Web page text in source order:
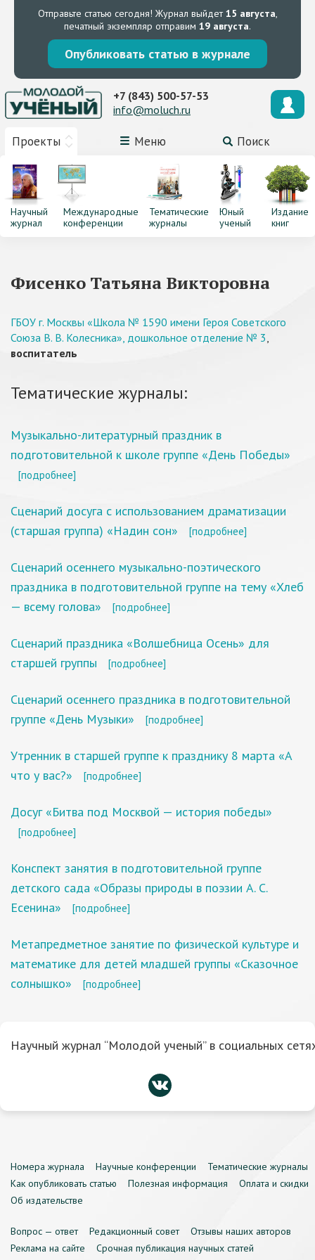
Отправьте статью сегодня! Журнал выйдет15 августа,
печатный экземпляр отправим 19 августа.
Опубликовать статью в журнале
Проекты Меню Поиск
+7 (843) 500-57-53
info@moluch.ru
Научный
журнал
Международные
конференции
Тематические
журналы
Юный
ученый
Издание
книг
Фисенко Татьяна Викторовна
ГБОУ г. Москвы «Школа № 1590 имени Героя Советского
Союза В. В. Колесника», дошкольное отделение № 3,
воспитатель
Тематические журналы:
Музыкально-литературный праздник в
подготовительной к школе группе «День Победы»
[подробнее]
Сценарий досуга с использованием драматизации
(старшая группа) «Надин сон»
[подробнее]
Сценарий осеннего музыкально-поэтического
праздника в подготовительной группе на тему «Хлеб
— всему голова»
[подробнее]
Сценарий праздника «Волшебница Осень» для
старшей группы
[подробнее]
Сценарий осеннего праздника в подготовительной
группе «День Музыки»
[подробнее]
Утренник в старшей группе к празднику 8 марта «А
что у вас?»
[подробнее]
Досуг «Битва под Москвой — история победы»
[подробнее]
Конспект занятия в подготовительной группе
детского сада «Образы природы в поэзии А. С.
Есенина»
[подробнее]
Метапредметное занятие по физической культуре и
математике для детей младшей группы «Сказочное
солнышко»
[подробнее]
Научный журнал “Молодой ученый” в социальных
Номера журнала Научные конференции
Тематические журналы
Как опубликовать статью
Полезная информация
Оплата и скидки
Об издательстве
Вопрос — ответ Редакционный совет
Отзывы наших авторов
Реклама на сайте
Срочная публикация научных статей